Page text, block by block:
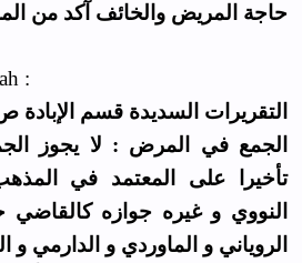
حاجة المريض والخائف آكد من
:
التقريرات السديدة قسم الإبادة ص ٣٢٢ ط دار
الجمع في المرض : لا يجوز
تأخيرا على المعتمد في
النووي و غيره جوازه
الروياني و الماوردي و الدارمي و